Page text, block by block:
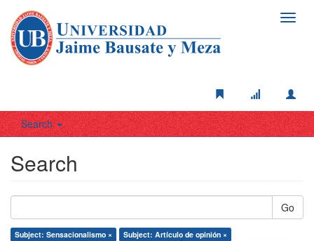
Search
Search
Go
Subject: Sensacionalismo ×
Subject: Artículo de opinión ×